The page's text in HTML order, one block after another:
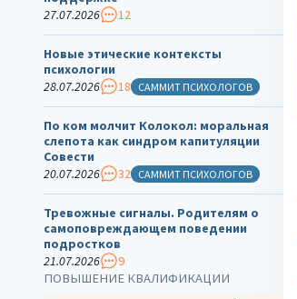
27.07.2026
12
Новые этические контексты
психологии
28.07.2026
18 САММИТ ПСИХОЛОГОВ
По ком молчит Колокол: моральная
слепота как синдром капитуляции
Совести
20.07.2026
32 САММИТ ПСИХОЛОГОВ
Тревожные сигналы. Родителям о
самоповреждающем поведении
подростков
21.07.2026
9
ПОВЫШЕНИЕ КВАЛИФИКАЦИИ